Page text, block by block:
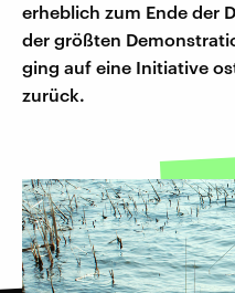
erheblich zum Ende der
der größten
ging auf eine Initiative
zurück.